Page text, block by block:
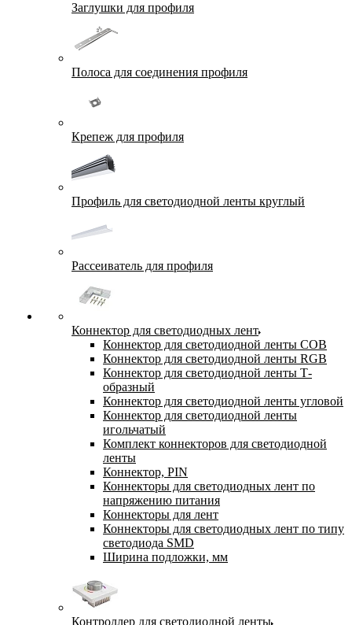
Заглушки для профиля
Полоса для соединения профиля
Крепеж для профиля
Профиль для светодиодной ленты круглый
Рассеиватель для профиля
Коннектор для светодиодных лент
Коннектор для светодиодной ленты COB
Коннектор для светодиодной ленты RGB
Коннектор для светодиодной ленты Т-
образный
Коннектор для светодиодной ленты угловой
Коннектор для светодиодной ленты
игольчатый
Комплект коннекторов для светодиодной
ленты
Коннектор, PIN
Коннекторы для светодиодных лент по
напряжению питания
Коннекторы для лент
Коннекторы для светодиодных лент по типу
светодиода SMD
Ширина подложки, мм
Контроллер для светодиодной ленты